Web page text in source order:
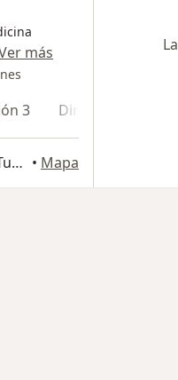
más
3 Dirección 4
Tunja, Sede principal Calle 24 #9-38, Tunja • Mapa